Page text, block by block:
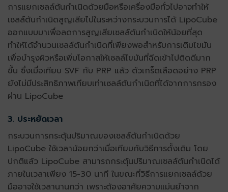
การแยกเซลล์ต้นกำเนิดด้วยมือหรือเครื่องมือทั่วไปอาจทำให้
เซลล์ต้นกำเนิดสูญเสียไปในระหว่างกระบวนการได้ LipoCube
ออกแบบมาเพื่อลดการสูญเสียเซลล์ต้นกำเนิดให้น้อยที่สุด
ทำให้ได้จำนวนเซลล์ต้นกำเนิดที่เพียงพอสำหรับการเติมไขมัน
เพื่อบำรุงผิวหรือเพิ่มโอกาสให้เซลล์ไขมันที่ฉีดเข้าไปติดดีมาก
ขึ้น ซึ่งเมื่อเทียบ SVF กับ PRP แล้ว ตัวเกร็ดเลือดอย่าง PRP
ยังไม่มีประสิทธิภาพเทียบเท่าเซลล์ต้นกำเนิดที่ได้จากการกรอง
ผ่าน LipoCube
3. ประหยัดเวลา
กระบวนการกระตุ้นปริมาณของเซลล์ต้นกำเนิดด้วย
LipoCube ใช้เวลาน้อยกว่าเมื่อเทียบกับวิธีการดั้งเดิม โดย
ปกติแล้ว LipoCube สามารถกระตุ้นปริมาณเซลล์ต้นกำเนิดได้
ภายในเวลาเพียง 15-30 นาที ในขณะที่วิธีการแยกเซลล์ด้วย
มืออาจใช้เวลานานกว่า เพราะต้องอาศัยความแม่นยำจาก